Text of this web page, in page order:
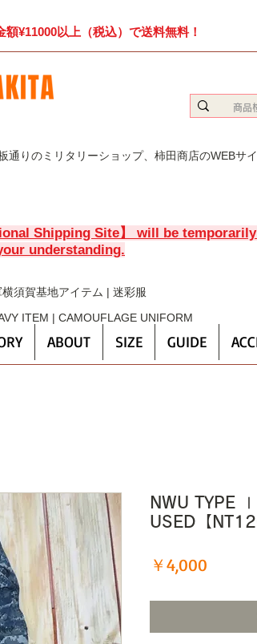
額¥11000以上（税込）で送料無料！
りのミリタリーショップ、柿田商店のWEBサイ
Shipping Site】 will be
understanding.
須賀基地アイテム | 迷彩服
ITEM | CAMOUFLAGE UNIFORM
ABOUT SIZE GUIDE
NWU TYPE
USED【
￥4,000